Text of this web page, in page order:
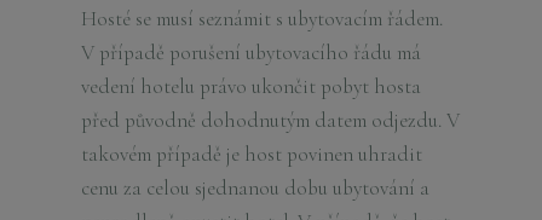
Hosté se musí seznámit s ubytovacím řádem.
V případě porušení ubytovacího řádu má
vedení hotelu právo ukončit pobyt hosta
před původně dohodnutým datem odjezdu. V
takovém případě je host povinen uhradit
cenu za celou sjednanou dobu ubytování a